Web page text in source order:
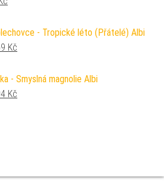
- Tropické léto (Přátelé) Albi
cena byla: 299 Kč.
Kč
- Smyslná magnolie Albi
cena byla: 549 Kč.
Kč